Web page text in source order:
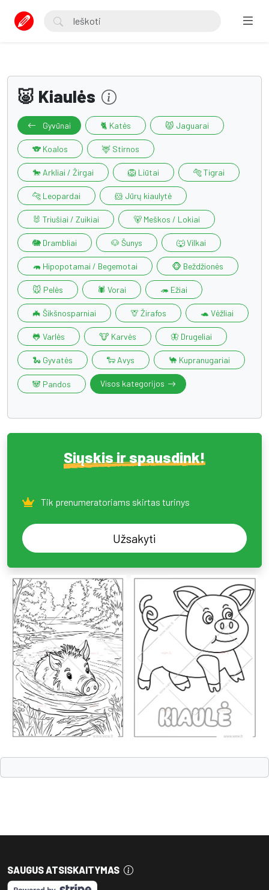
🐷 Kiaulės
Gyvūnai 🐈 Katės 😾 Jaguarai
🐨 Koalos 🦌 Stirnos
🐎 Arkliai / Žirgai 🦁 Liūtai 🐅 Tigrai
🐆 Leopardai 🐹 Jūrų kiaulytė
🐰 Triušiai / Zuikiai 🐻 Meškos / Lokiai
🐘 Drambliai 🐶 Šunys 🐺 Vilkai
🦛 Hipopotamai / Begemotai 🐵 Beždžionės
🐭 Pelės 🕷️ Vorai 🦔 Ežiai
🦇 Šikšnosparniai 🦒 Žirafos 🐢 Vėžliai
🐸 Varlės 🐮 Karvės 🦋 Drugeliai
🐍 Gyvatės 🐑 Avys 🐪 Kupranugariai
🐼 Pandos Visos kategorijos
Siųskis ir spausdink!
Tik prenumeratoriams skirtas turinys
Užsakyti
SAUGUS ATSISKAITYMAS